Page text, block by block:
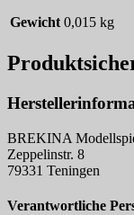
Gewicht 0,015 kg
BREKINA
Zeppelinstr. 8
79331 Teningen
Verantwortliche